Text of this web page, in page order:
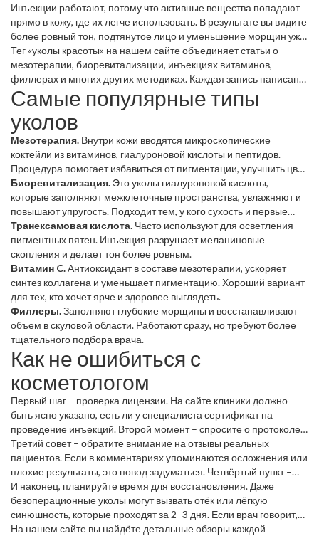
самые нужные статьи о разных типах инъекций, их плюсах и
минусах, а также советы, как не попасть в руки
непрофессионалов.
Инъекции работают, потому что активные вещества попадают
прямо в кожу, где их легче использовать. В результате вы видите
более ровный тон, подтянутое лицо и уменьшение морщин уже
после нескольких сеансов. Главное – выбрать проверенного
косметолога и знать, какие препараты подходят именно вам.
Тег «уколы красоты» на нашем сайте объединяет статьи о
мезотерапии, биоревитализации, инъекциях витаминов,
филлерах и многих других методиках. Каждая запись написана
экспертом, содержит реальную информацию о результатах,
ценах и возможных осложнениях. Мы постарались сделать
материал понятным даже тем, кто только начинает
интересоваться косметологией.
Самые популярные типы
уколов
Мезотерапия. Внутри кожи вводятся микроскопические
коктейли из витаминов, гиалуроновой кислоты и пептидов.
Процедура помогает избавиться от пигментации, улучшить цвет
лица и укрепить барьер кожи.
Биоревитализация. Это уколы гиалуроновой кислоты,
которые заполняют межклеточные пространства, увлажняют и
повышают упругость. Подходит тем, у кого сухость и первые
морщины.
Транексамовая кислота. Часто используют для осветления
пигментных пятен. Инъекция разрушает меланиновые
скопления и делает тон более ровным.
Витамин C.Антиоксидант в составе мезотерапии, ускоряет
синтез коллагена и уменьшает пигментацию. Хороший вариант
для тех, кто хочет ярче и здоровее выглядеть.
Филлеры.Заполняют глубокие морщины и восстанавливают
объем в скуловой области. Работают сразу, но требуют более
тщательного подбора врача.
Как не ошибиться с
косметологом
Первый шаг – проверка лицензии. На сайте клиники должно
быть ясно указано, есть ли у специалиста сертификат на
проведение инъекций. Второй момент – спросите о протоколе
процедуры. Профессионал подробно расскажет, какие
препараты будут использоваться, сколько будет сеансов и
какие после‑процедурные рекомендации.
Третий совет – обратите внимание на отзывы реальных
пациентов. Если в комментариях упоминаются осложнения или
плохие результаты, это повод задуматься. Четвёртый пункт –
уточните стоимость. Низкая цена может скрывать
использование дешевых, несертифицированных материалов.
И наконец, планируйте время для восстановления. Даже
безоперационные уколы могут вызвать отёк или лёгкую
синюшность, которые проходят за 2–3 дня. Если врач говорит,
что всё исчезнет сразу, будьте настороже.
На нашем сайте вы найдёте детальные обзоры каждой